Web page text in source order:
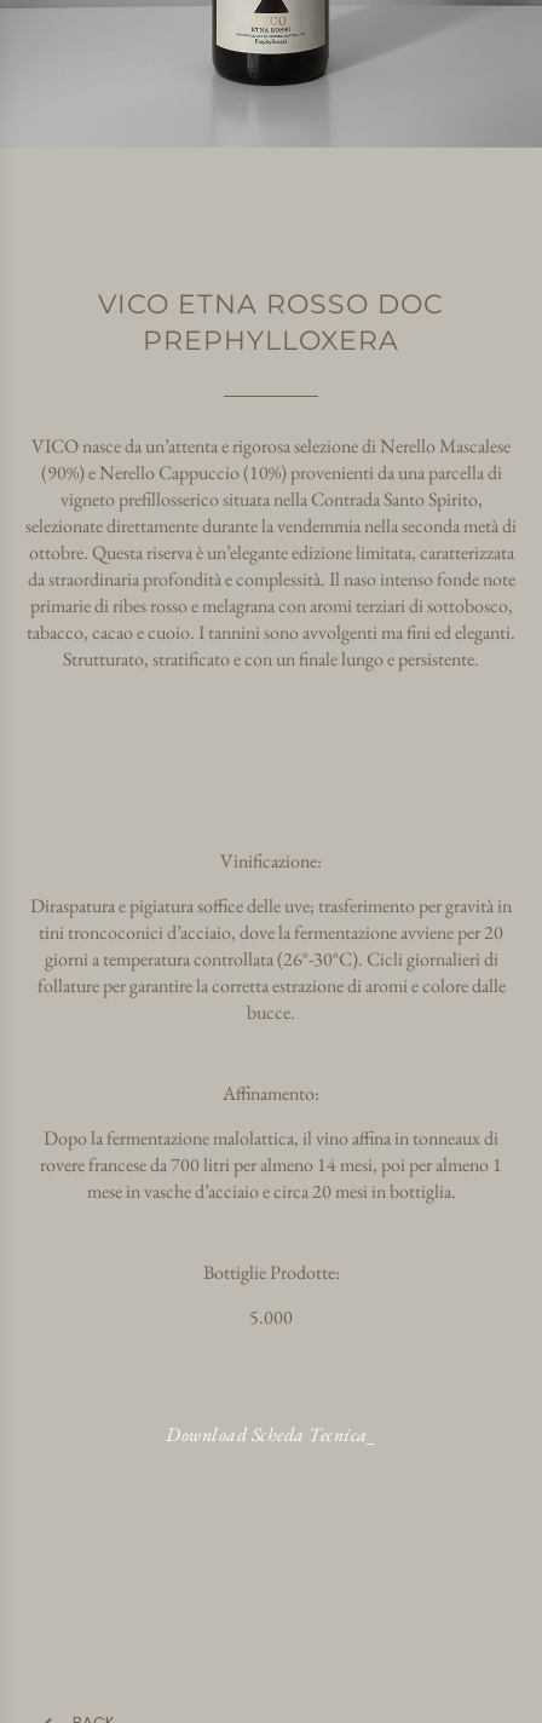
VICO ETNA ROSSO DOC
PREPHYLLOXERA
VICO nasce da un’attenta e rigorosa selezione di Nerello Mascalese
(90%) e Nerello Cappuccio (10%) provenienti da una parcella di
vigneto prefillosserico situata nella Contrada Santo Spirito,
selezionate direttamente durante la vendemmia nella seconda metà di
ottobre. Questa riserva è un’elegante edizione limitata, caratterizzata
da straordinaria profondità e complessità. Il naso intenso fonde note
primarie di ribes rosso e melagrana con aromi terziari di sottobosco,
tabacco, cacao e cuoio. I tannini sono avvolgenti ma fini ed eleganti.
Strutturato, stratificato e con un finale lungo e persistente.
Vinificazione:
Diraspatura e pigiatura soffice delle uve; trasferimento per gravità in
tini troncoconici d’acciaio, dove la fermentazione avviene per 20
giorni a temperatura controllata (26°-30°C). Cicli giornalieri di
follature per garantire la corretta estrazione di aromi e colore dalle
bucce.
Affinamento:
Dopo la fermentazione malolattica, il vino affina in tonneaux di
rovere francese da 700 litri per almeno 14 mesi, poi per almeno 1
mese in vasche d’acciaio e circa 20 mesi in bottiglia.
Bottiglie Prodotte:
5.000
Download Scheda Tecnica